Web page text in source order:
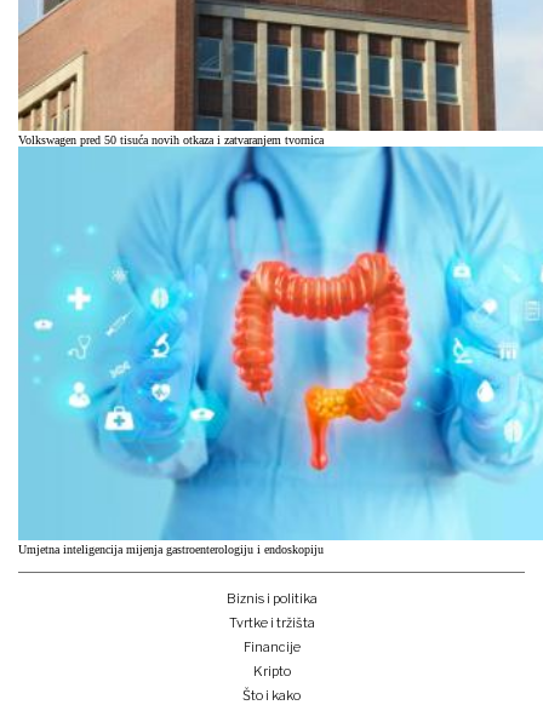
Volkswagen pred 50 tisuća novih otkaza i zatvaranjem tvornica
Umjetna inteligencija mijenja gastroenterologiju i endoskopiju
Biznis i politika
Tvrtke i tržišta
Financije
Kripto
Što i kako